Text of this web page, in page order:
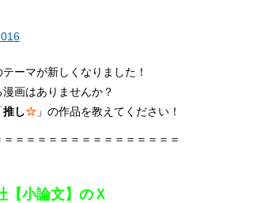
ーマが新しくなりました！
画はありませんか？
推し☆ 」の作品を教えてください！
＝＝＝＝＝＝＝＝＝＝＝＝＝＝＝＝
【小論文】のＸ